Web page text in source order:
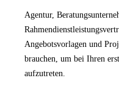
Agentur,
Angebotsvorlagen und
brauchen, um bei Ihren
aufzutreten.